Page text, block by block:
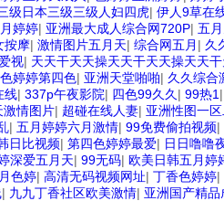
级日本三级三级人妇四虎| 伊人9草在
婷婷| 亚洲最大成人综合网720P| 五
按摩| 激情图片五月天| 综合网五月 | 久
视| 天天干天天操天天干天天操天天
色婷婷第四色| 亚洲天堂啪啪| 久久综合
线| 337p午夜影院| 四色99久久 | 99热1
激情图片| 超碰在线人妻| 亚洲性图一
| 五月婷婷六月激情| 99免费偷拍视频|
日比视频| 第四色婷婷最爱| 日日噜噜
深爱五月天| 99无码| 欧美日韩五月婷
色婷| 高清无码视频网址| 丁香色婷婷|
| 九九丁香社区欧美激情| 亚洲国产精